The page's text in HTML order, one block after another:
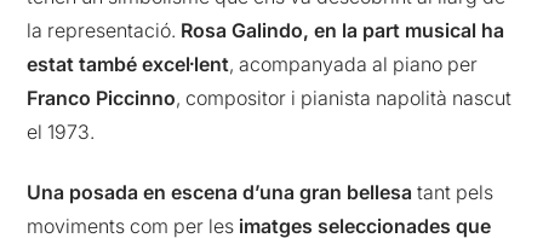
la representació. Rosa Galindo, en la part musical ha
estat també excel·lent, acompanyada al piano per
Franco Piccinno, compositor i pianista napolità nascut
el 1973.
Una posada en escena d’una gran bellesa tant pels
moviments com per les imatges seleccionades que